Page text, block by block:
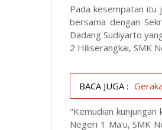
Pada kesempatan itu
bersama dengan
Dadang Sudiyarto
2 Hiliserangkai, SMK
BACA JUGA :
"Kemudian
Negeri 1 Ma'u, SMK